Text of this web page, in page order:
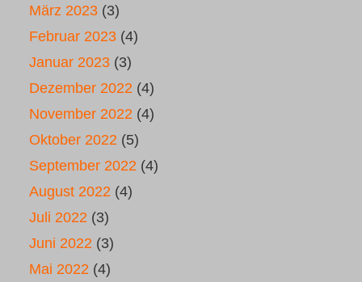
März 2023 (3)
Februar 2023 (4)
Januar 2023 (3)
Dezember 2022 (4)
November 2022 (4)
Oktober 2022 (5)
September 2022 (4)
August 2022 (4)
Juli 2022 (3)
Juni 2022 (3)
Mai 2022 (4)